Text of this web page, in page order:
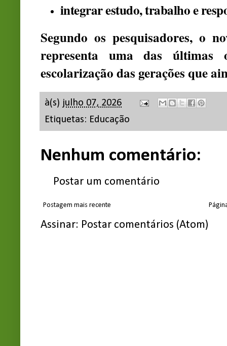
integrar estudo, trabalho e
Segundo os pesquisadores, o
representa uma das últimas
escolarização das gerações que
à(s) julho 07, 2026
Etiquetas: Educação
Nenhum comentário:
Postar um comentário
Postagem mais recente
Assinar: Postar comentários (Atom)